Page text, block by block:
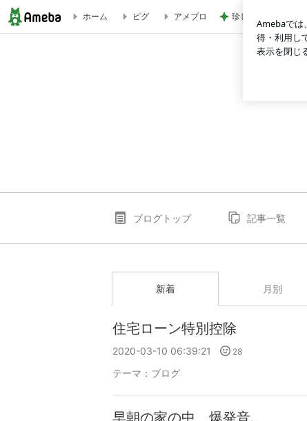
ブログ記事一覧｜マイホーム新築in青森市 〜炭の家〜
ホーム ピグ アメブロ 珍しい静かにの看板
ブログトップ 記事一覧
新着 月別
住宅ローン特別控除
2020-03-10 06:39:21 28
テーマ： ブログ
早朝の家の中 爆発音。